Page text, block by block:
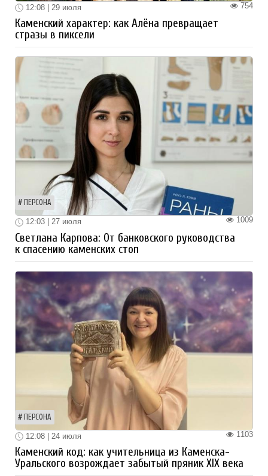
754
12:08 | 29 июля
Каменский характер: как Алёна превращает
стразы в пиксели
ПЕРСОНА
1009
12:03 | 27 июля
Светлана Карпова: От банковского руководства
к спасению каменских стоп
ПЕРСОНА
1103
12:08 | 24 июля
Каменский код: как учительница из Каменска-
Уральского возрождает забытый пряник XIX века